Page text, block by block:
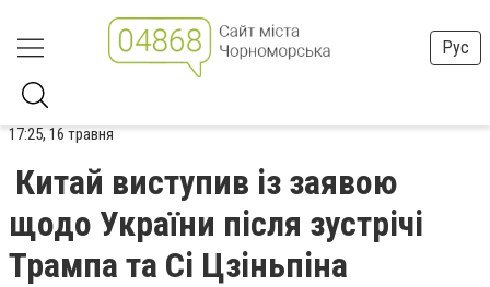
Рус
17:25, 16 травня
Китай виступив із заявою
щодо України після зустрічі
Трампа та Сі Цзіньпіна